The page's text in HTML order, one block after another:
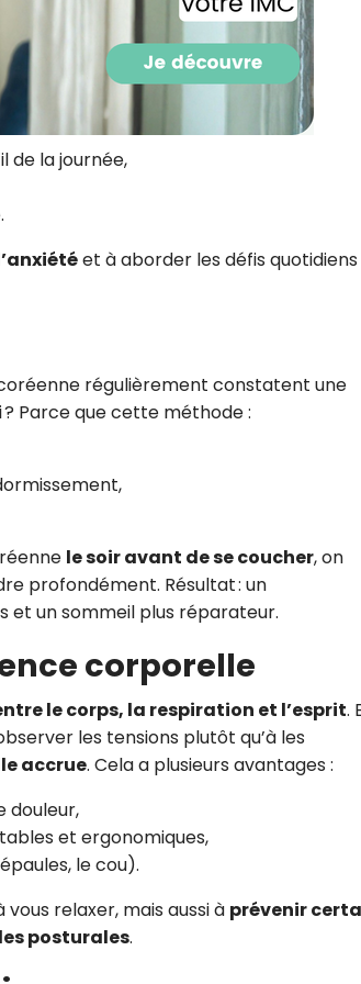
de la journée,
et à aborder les défis quotidiens
régulièrement constatent une
? Parce que cette méthode :
le soir avant de se coucher, on
profondément. Résultat : un
et un sommeil plus réparateur.
corporelle
le corps, la respiration et l’esprit.
les tensions plutôt qu’à les
accrue. Cela a plusieurs avantages :
douleur,
et ergonomiques,
le cou).
relaxer, mais aussi à prévenir
posturales.